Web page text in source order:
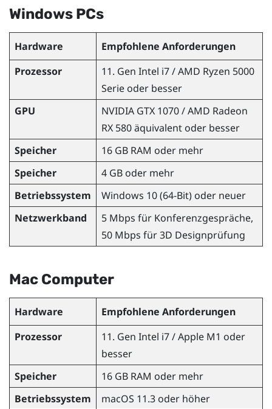
Windows PCs
Hardware
Empfohlene Anforderungen
Prozessor
11. Gen Intel i7 /AMD Ryzen 5000
Serie oder besser
GPU
NVIDIA GTX 1070 /AMD Radeon
RX 580 äquivalent oder besser
Speicher
16 GB RAM oder mehr
Speicher
4 GB oder mehr
Betriebssystem
Windows 10 (64-Bit) oder neuer
Netzwerkband
5 Mbps für Konferenzgespräche,
50 Mbps für 3D Designprüfung
Mac Computer
Hardware
Empfohlene Anforderungen
Prozessor
11. Gen Intel i7 /Apple M1 oder
besser
Speicher
16 GB RAM oder mehr
Betriebssystem
macOS 11.3 oder höher